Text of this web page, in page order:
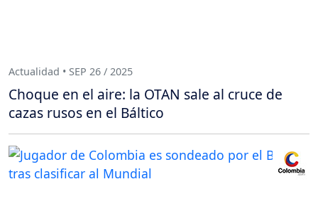
Actualidad • SEP 26 / 2025
Choque en el aire: la OTAN sale al cruce de
cazas rusos en el Báltico